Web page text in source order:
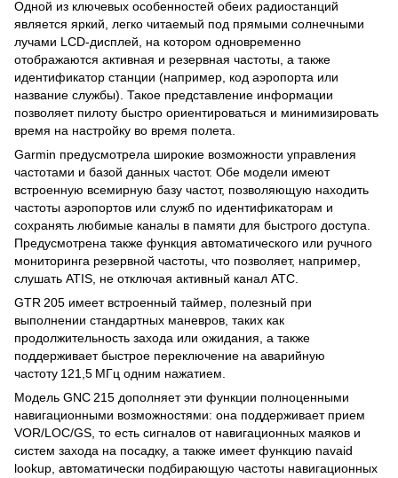
Одной из ключевых особенностей обеих радиостанций
является яркий, легко читаемый под прямыми солнечными
лучами LCD‑дисплей, на котором одновременно
отображаются активная и резервная частоты, а также
идентификатор станции (например, код аэропорта или
название службы). Такое представление информации
позволяет пилоту быстро ориентироваться и минимизировать
время на настройку во время полета.
Garmin предусмотрела широкие возможности управления
частотами и базой данных частот. Обе модели имеют
встроенную всемирную базу частот, позволяющую находить
частоты аэропортов или служб по идентификаторам и
сохранять любимые каналы в памяти для быстрого доступа.
Предусмотрена также функция автоматического или ручного
мониторинга резервной частоты, что позволяет, например,
слушать ATIS, не отключая активный канал ATC.
GTR 205 имеет встроенный таймер, полезный при
выполнении стандартных маневров, таких как
продолжительность захода или ожидания, а также
поддерживает быстрое переключение на аварийную
частоту 121,5 МГц одним нажатием.
Модель GNC 215 дополняет эти функции полноценными
навигационными возможностями: она поддерживает прием
VOR/LOC/GS, то есть сигналов от навигационных маяков и
систем захода на посадку, а также имеет функцию navaid
lookup, автоматически подбирающую частоты навигационных